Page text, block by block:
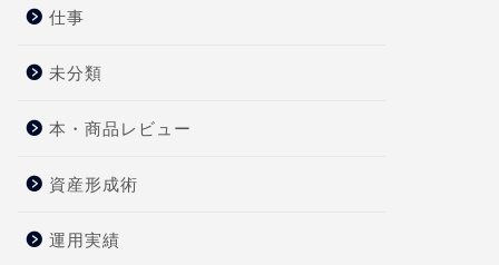
仕事
未分類
本・商品レビュー
資産形成術
運用実績